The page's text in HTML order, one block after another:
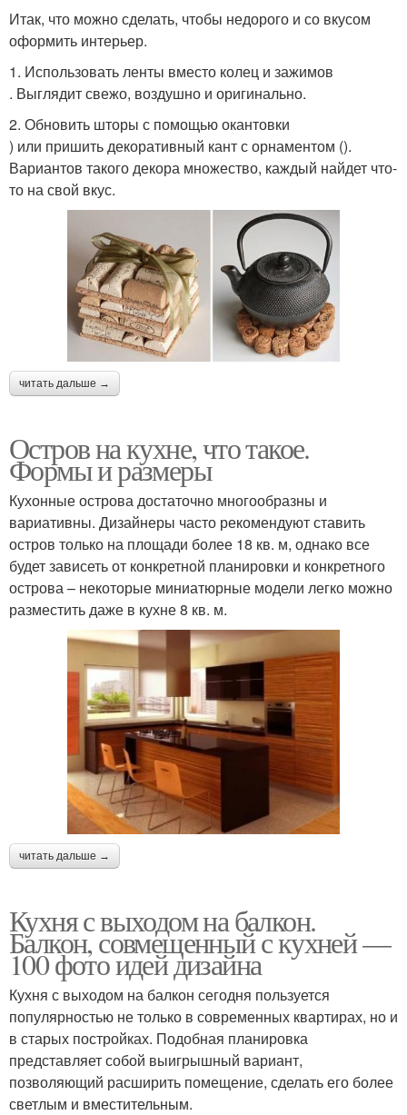
Итак, что можно сделать, чтобы недорого и со вкусом
оформить интерьер.
1. Использовать ленты вместо колец и зажимов
. Выглядит свежо, воздушно и оригинально.
2. Обновить шторы с помощью окантовки
) или пришить декоративный кант с орнаментом ().
Вариантов такого декора множество, каждый найдет что-
то на свой вкус.
читать дальше →
Остров на кухне, что такое.
Формы и размеры
Кухонные острова достаточно многообразны и
вариативны. Дизайнеры часто рекомендуют ставить
остров только на площади более 18 кв. м, однако все
будет зависеть от конкретной планировки и конкретного
острова – некоторые миниатюрные модели легко можно
разместить даже в кухне 8 кв. м.
читать дальше →
Кухня с выходом на балкон.
Балкон, совмещенный с кухней —
100 фото идей дизайна
Кухня с выходом на балкон сегодня пользуется
популярностью не только в современных квартирах, но и
в старых постройках. Подобная планировка
представляет собой выигрышный вариант,
позволяющий расширить помещение, сделать его более
светлым и вместительным.